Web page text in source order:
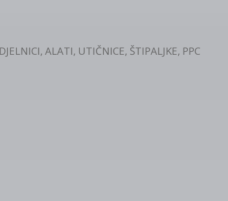
ALATI, UTIČNICE, ŠTIPALJKE, PPC